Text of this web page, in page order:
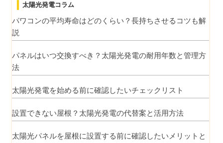
太陽光発電コラム
パワコンの平均寿命はどのくらい？長持ちさせるコツも解
説
パネルはいつ交換すべき？太陽光発電の耐用年数と管理方
法
太陽光発電を始める前に確認したいチェックリスト
設置できない屋根？太陽光発電の代替案と活用方法
太陽光パネルを屋根に設置する前に確認したいメリットと